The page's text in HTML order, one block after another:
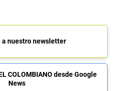
a nuestro newsletter
COLOMBIANO desde Google
News